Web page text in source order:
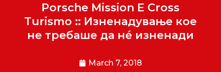
Porsche Mission E Cross
Turismo :: Изненадување кое
не требаше да нé изненади
March 7, 2018